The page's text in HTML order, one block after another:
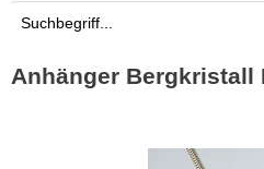
Suchen
Anhänger Bergkristall